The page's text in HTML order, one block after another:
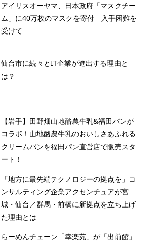
アイリスオーヤマ、日本政府「マスクチー
ム」に40万枚のマスクを寄付 入手困難を
受けて
仙台市に続々とIT企業が進出する理由と
は？
【岩手】田野畑山地酪農牛乳&福田パンが
コラボ！山地酪農牛乳のおいしさあふれる
クリームパンを福田パン直営店で販売スタ
ート！
「地方に最先端テクノロジーの拠点を」コ
ンサルティング企業アクセンチュアが宮
城・仙台／群馬・前橋に新拠点を立ち上げ
た理由とは
らーめんチェーン「幸楽苑」が「出前館」